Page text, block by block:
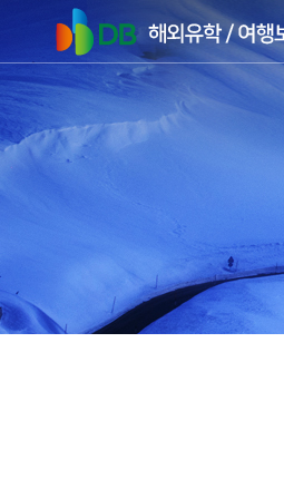
주메뉴 바로가기
컨텐츠 바로가기